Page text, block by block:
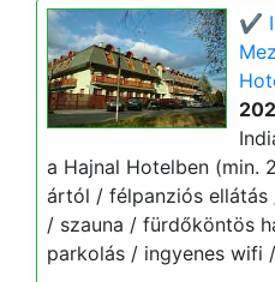
✔️
a Hajnal Hotelben (min.
ártól / félpanziós
/ szauna / fürdőköntös
parkolás / ingyenes wifi /